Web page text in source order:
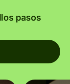
pasos